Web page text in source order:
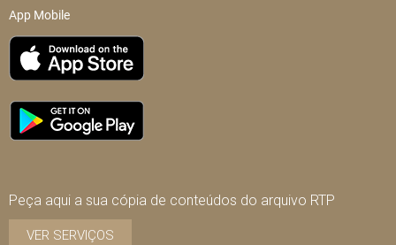
App Mobile
Peça aqui a sua cópia de conteúdos do arquivo RTP
VER SERVIÇOS